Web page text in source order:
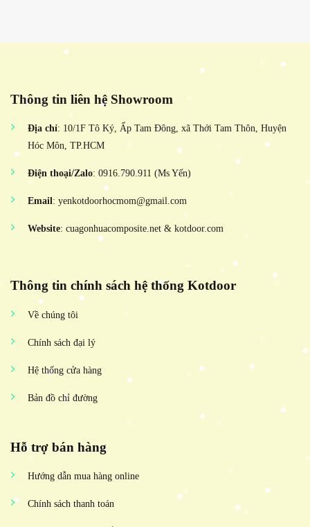
Thông tin liên hệ Showroom
Địa chỉ: 10/1F Tô Ký, Ấp Tam Đông, xã Thới Tam Thôn, Huyện
Hóc Môn, TP.HCM
Điện thoại/Zalo: 0916.790.911 (Ms Yến)
Email: yenkotdoorhocmom@gmail.com
Website: cuagonhuacomposite.net & kotdoor.com
Thông tin chính sách hệ thống Kotdoor
Về chúng tôi
Chính sách đại lý
Hệ thống cửa hàng
Bản đồ chỉ đường
Hỗ trợ bán hàng
Hướng dẫn mua hàng online
Chính sách thanh toán